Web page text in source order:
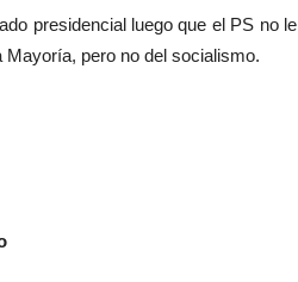
presidencial luego que el PS no
pero no del socialismo.